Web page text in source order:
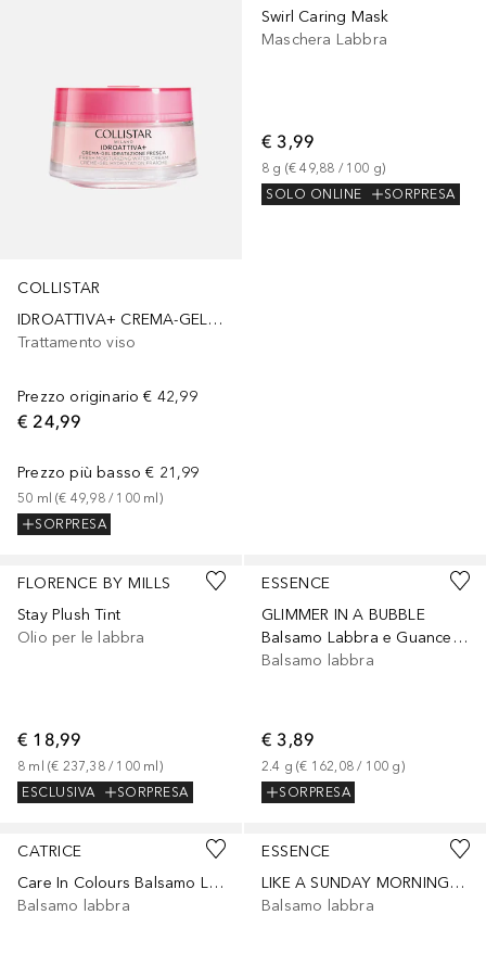
COLLISTAR
IDROATTIVA+ CREMA-GEL IDRATAZIONE FRESCA
Trattamento viso
Prezzo originario € 42,99
€ 24,99
Prezzo più basso € 21,99
50 ml (€ 49,98 / 100 ml)
SORPRESA
Swirl Caring Mask
Maschera Labbra
€ 3,99
8 g (€ 49,88 / 100 g)
SOLO ONLINE
SORPRESA
FLORENCE BY MILLS
Stay Plush Tint
Olio per le labbra
€ 18,99
8 ml (€ 237,38 / 100 ml)
ESCLUSIVA
SORPRESA
ESSENCE
GLIMMER IN A BUBBLE
Balsamo Labbra e Guance ph reagente
Balsamo labbra
€ 3,89
2.4 g (€ 162,08 / 100 g)
SORPRESA
CATRICE
Care In Colours Balsamo Labbra Colorato
Balsamo labbra
ESSENCE
LIKE A SUNDAY MORNING The super peptide set balsami labbra
Balsamo labbra